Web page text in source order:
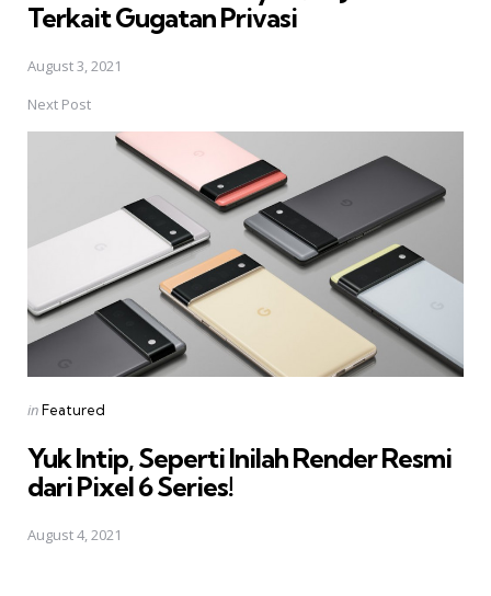
Terkait Gugatan Privasi
August 3, 2021
Next Post
Posted
inFeatured
Yuk Intip, Seperti Inilah Render Resmi
dari Pixel 6 Series!
August 4, 2021